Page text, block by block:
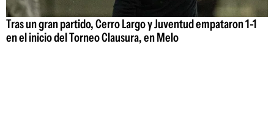
Tras un gran partido, Cerro Largo y Juventud empataron 1-1
en el inicio del Torneo Clausura, en Melo